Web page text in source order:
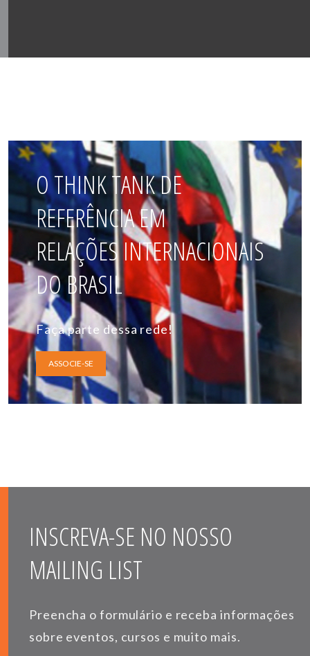
O THINK TANK DE
REFERÊNCIA EM
RELAÇÕES INTERNACIONAIS
DO BRASIL
Faça parte dessa rede!
ASSOCIE-SE
INSCREVA-SE NO NOSSO
MAILING LIST
Preencha o formulário e receba informações
sobre eventos, cursos e muito mais.